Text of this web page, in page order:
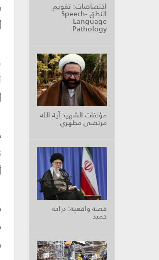
اختصاصات: تقويم
النطق Speech-
Language
Pathology
مؤلفات الشهيد آية الله
مرتضى مطهري
قصة واقعية: دراجة
حميد